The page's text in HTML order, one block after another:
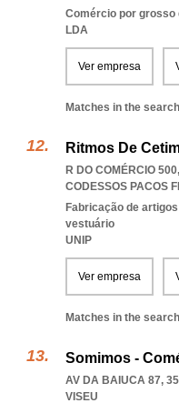
Comércio por grosso
LDA
Ver empresa
Matches in the
Ritmos De
R DO COMÉRCIO
CODESSOS PACOS
Fabricação de
vestuário
UNIP
Ver empresa
Matches in the
Somimos -
AV DA BAIUCA 87,
VISEU